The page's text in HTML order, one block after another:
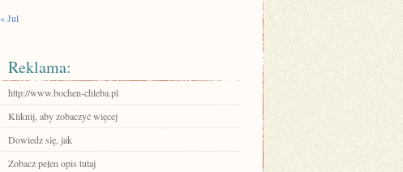
« Jul
Reklama:
http://www.bochen-chleba.pl
Kliknij, aby zobaczyć więcej
Dowiedz się, jak
Zobacz pełen opis tutaj